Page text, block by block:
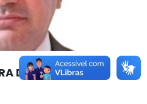
DA SILVA - MDB